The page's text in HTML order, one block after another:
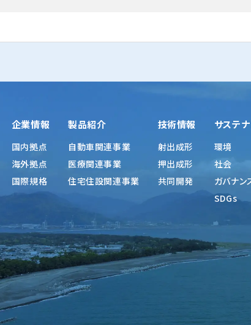
企業情報
国内拠点
海外拠点
国際規格
製品紹介
自動車関連事業
医療関連事業
住宅住設関連事業
技術情報
射出成形
押出成形
共同開発
サステ
環境
社会
ガバナン
SDGs